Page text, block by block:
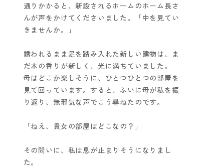
通りかかると、新設されるホームのホーム長さ
んが声をかけてくださいました。「中を見てい
きませんか。」
誘われるまま足を踏み入れた新しい建物は、ま
だ木の香りが新しく、光に満ちていました。
母はどこか楽しそうに、ひとつひとつの部屋を
見て回っています。すると、ふいに母が私を振
り返り、無邪気な声でこう尋ねたのです。
「ねえ、貴女の部屋はどこなの？」
その問いに、私は息が止まりそうになりまし
た。